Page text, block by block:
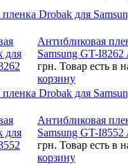
Drobak для
Антибликовая
Samsung GT-
грн. Товар есть в
корзину
Drobak для
Антибликовая
Samsung GT-
грн. Товар есть в
корзину